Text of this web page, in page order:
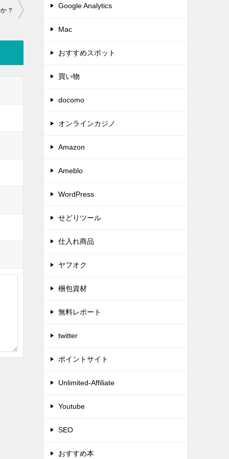
？
Google Analytics
Mac
おすすめスポット
買い物
docomo
オンラインカジノ
Amazon
Ameblo
WordPress
せどりツール
仕入れ商品
ヤフオク
梱包資材
無料レポート
twitter
ポイントサイト
Unlimited-Affiliate
Youtube
SEO
おすすめ本